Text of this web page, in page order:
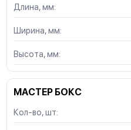
Длина, мм:
Ширина, мм:
Высота, мм:
МАСТЕР БОКС
Кол-во, шт: